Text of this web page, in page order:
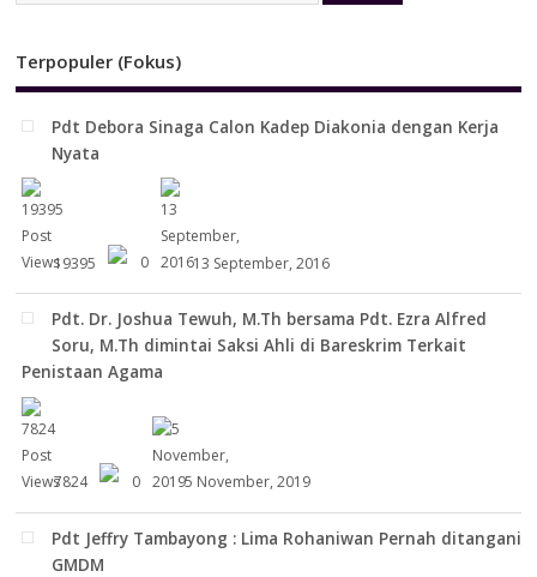
Terpopuler (Fokus)
Pdt Debora Sinaga Calon Kadep Diakonia dengan Kerja
Nyata
19395 0 13 September, 2016
Pdt. Dr. Joshua Tewuh, M.Th bersama Pdt. Ezra Alfred
Soru, M.Th dimintai Saksi Ahli di Bareskrim Terkait
Penistaan Agama
7824 0 5 November, 2019
Pdt Jeffry Tambayong : Lima Rohaniwan Pernah ditangani
GMDM